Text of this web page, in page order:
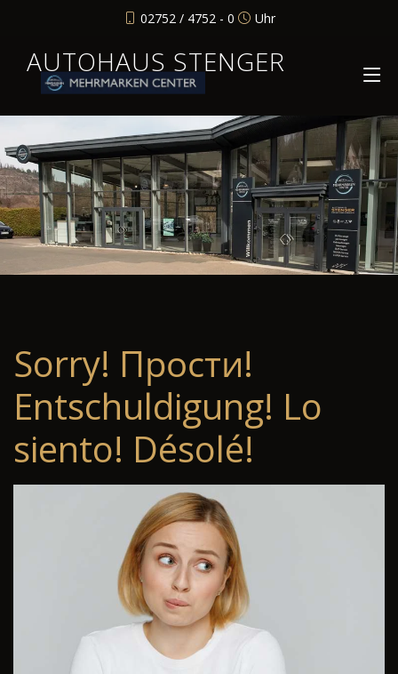
02752 / 4752 - 0 Uhr
AUTOHAUS STENGER
Sorry! Прости!
Entschuldigung! Lo
siento! Désolé!